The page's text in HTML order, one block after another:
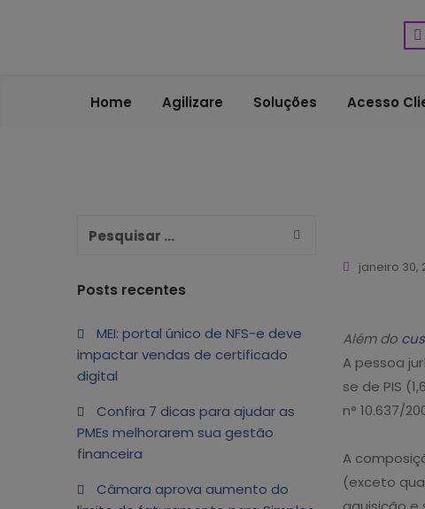
Home Agilizare Soluções Acesso
janeiro 30,
Além do
A pessoa
se de PIS
n° 10.637/
A
(exceto
Posts recentes
MEI: portal único de NFS-e deve
impactar vendas de certificado
digital
Confira 7 dicas para ajudar as
PMEs melhorarem sua gestão
financeira
Câmara aprova aumento do